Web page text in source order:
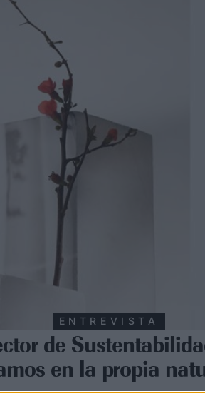
ENTREVISTA
de
en la propia